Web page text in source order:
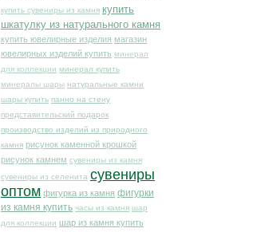
купить сувениры из камня купить
шкатулку из натурального камня
купить ювелирные изделия магазин
ювелирных изделий купить минерал
для коллекции минерал купить
минералы шары натуральные камни
шары купить панно на стену
представительский подарок
производство изделий из природного
камня рисунок каменной крошкой
рисунок камнем сувениры из камня
сувениры из селенита сувениры
оптом фигурка из камня фигурки
из камня купить часы из камня шар
для коллекции шар из камня купить